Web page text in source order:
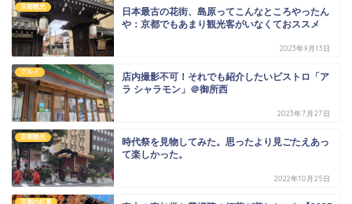
京都観光
日本最古の花街、島原ってこんなところやったん
や：京都でもあまり観光客がいなくておススメ
2023年9月13日
グルメ
店内撮影不可！それでも紹介したいビストロ「ア
ラ シャラモン」＠御所西
2023年7月27日
京都観光
時代祭を見物してみた。思ったより見ごたえあっ
て楽しかった。
2022年10月25日
京都の紅葉